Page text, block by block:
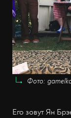
Фото:
Его зовут Ян